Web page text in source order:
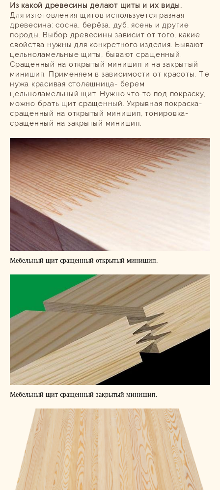
Из какой древесины делают щиты и их виды.
Для изготовления щитов используется разная
древесина: сосна, берёза, дуб, ясень и другие
породы. Выбор древесины зависит от того, какие
свойства нужны для конкретного изделия. Бывают
цельноламельные щиты, бывают сращенный.
Сращенный на открытый минишип и на закрытый
минишип. Применяем в зависимости от красоты. Т.е
нужа красивая столешница- берем
цельноламельный щит. Нужно что-то под покраску,
можно брать щит сращенный. Укрывная покраска-
сращенный на открытый минишип, тонировка-
сращенный на закрытый минишип.
Мебельный щит сращенный открытый минишип.
Мебельный щит сращенный закрытый минишип.